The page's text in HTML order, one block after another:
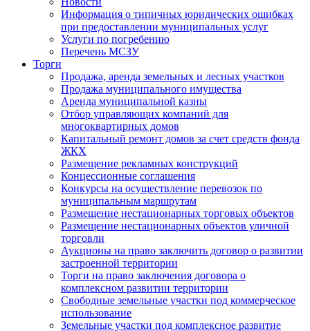
Информация о типичных юридических ошибках
при предоставлении муниципальных услуг
Услуги по погребению
Перечень МСЗУ
Торги
Продажа, аренда земельных и лесных участков
Продажа муниципального имущества
Аренда муниципальной казны
Отбор управляющих компаний для
многоквартирных домов
Капитальный ремонт домов за счет средств фонда
ЖКХ
Размещение рекламных конструкций
Концессионные соглашения
Конкурсы на осуществление перевозок по
муниципальным маршрутам
Размещение нестационарных торговых объектов
Размещение нестационарных объектов уличной
торговли
Аукционы на право заключить договор о развитии
застроенной территории
Торги на право заключения договора о
комплексном развитии территории
Свободные земельные участки под коммерческое
использование
Земельные участки под комплексное развитие